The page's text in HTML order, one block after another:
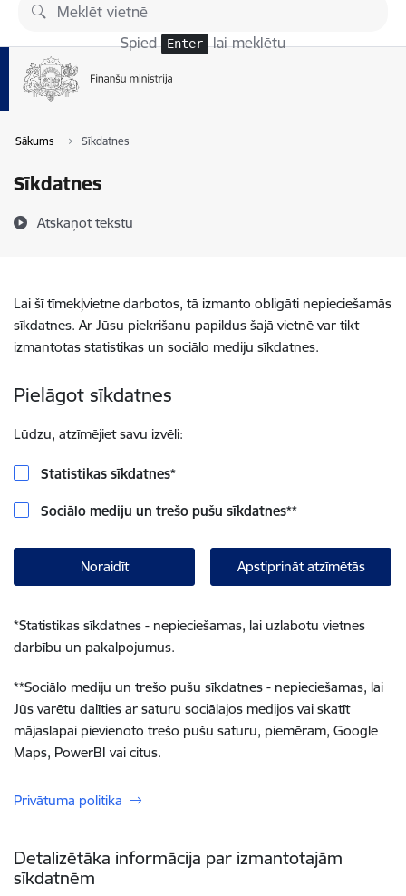
Pāriet uz lapas saturu
Spied Enter lai meklētu
Sākums Sīkdatnes
Sīkdatnes
Atskaņot tekstu
Lai šī tīmekļvietne darbotos, tā izmanto obligāti nepieciešamās
sīkdatnes. Ar Jūsu piekrišanu papildus šajā vietnē var tikt
izmantotas statistikas un sociālo mediju sīkdatnes.
Pielāgot sīkdatnes
Lūdzu, atzīmējiet savu izvēli:
Statistikas sīkdatnes*
Sociālo mediju un trešo pušu sīkdatnes**
Noraidīt Apstiprināt atzīmētās
*Statistikas sīkdatnes - nepieciešamas, lai uzlabotu vietnes
darbību un pakalpojumus.
**Sociālo mediju un trešo pušu sīkdatnes - nepieciešamas, lai
Jūs varētu dalīties ar saturu sociālajos medijos vai skatīt
mājaslapai pievienoto trešo pušu saturu, piemēram, Google
Maps, PowerBI vai citus.
Privātuma politika
Detalizētāka informācija par izmantotajām
sīkdatnēm